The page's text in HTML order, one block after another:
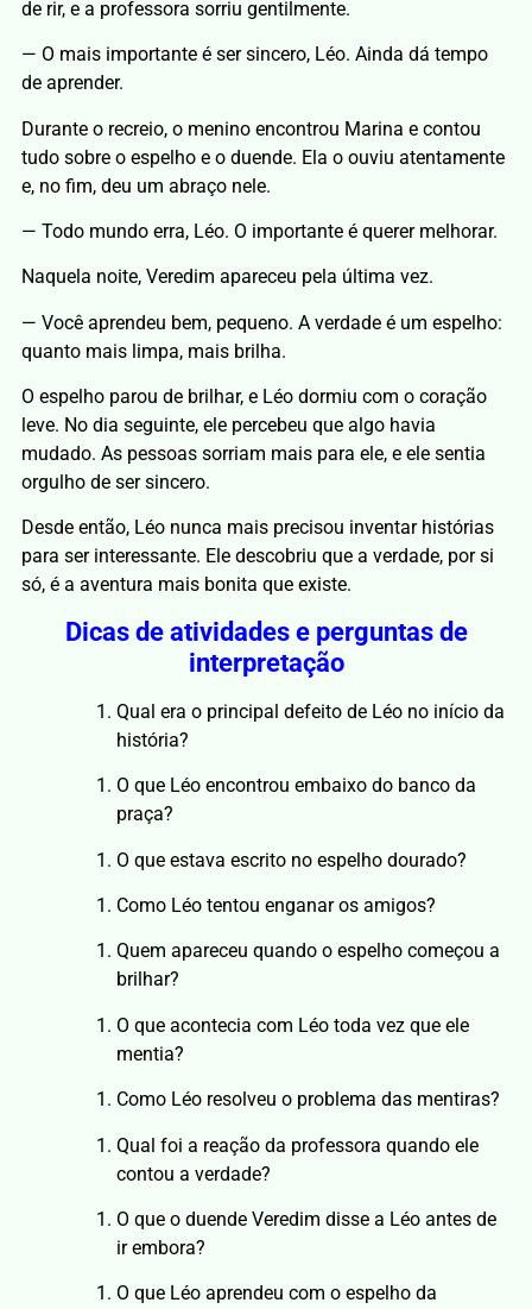
de rir, e a professora sorriu gentilmente.
— O mais importante é ser sincero, Léo. Ainda dá tempo
de aprender.
Durante o recreio, o menino encontrou Marina e contou
tudo sobre o espelho e o duende. Ela o ouviu atentamente
e, no fim, deu um abraço nele.
— Todo mundo erra, Léo. O importante é querer melhorar.
Naquela noite, Veredim apareceu pela última vez.
— Você aprendeu bem, pequeno. A verdade é um espelho:
quanto mais limpa, mais brilha.
O espelho parou de brilhar, e Léo dormiu com o coração
leve. No dia seguinte, ele percebeu que algo havia
mudado. As pessoas sorriam mais para ele, e ele sentia
orgulho de ser sincero.
Desde então, Léo nunca mais precisou inventar histórias
para ser interessante. Ele descobriu que a verdade, por si
só, é a aventura mais bonita que existe.
Dicas de atividades e perguntas de
interpretação
Qual era o principal defeito de Léo no início da
história?
O que Léo encontrou embaixo do banco da
praça?
O que estava escrito no espelho dourado?
Como Léo tentou enganar os amigos?
Quem apareceu quando o espelho começou a
brilhar?
O que acontecia com Léo toda vez que ele
mentia?
Como Léo resolveu o problema das mentiras?
Qual foi a reação da professora quando ele
contou a verdade?
O que o duende Veredim disse a Léo antes de
ir embora?
O que Léo aprendeu com o espelho da